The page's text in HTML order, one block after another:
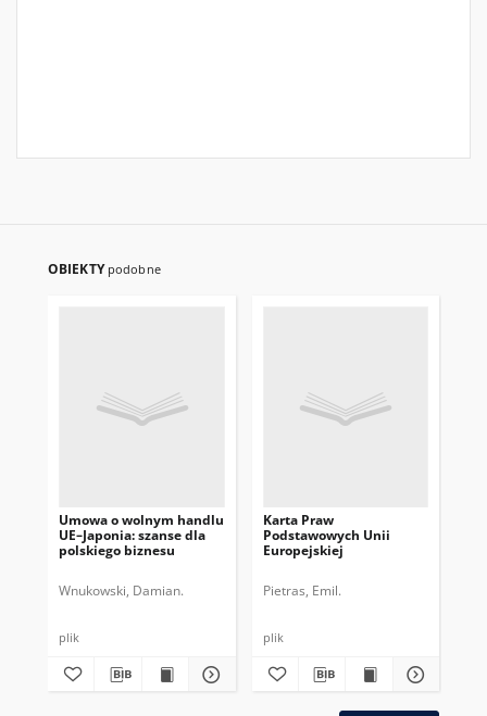
OBIEKTY podobne
Umowa o wolnym handlu
UE–Japonia: szanse dla
polskiego biznesu
Wnukowski, Damian.
plik
Karta Praw
Podstawowych Unii
Europejskiej
Pietras, Emil.
plik